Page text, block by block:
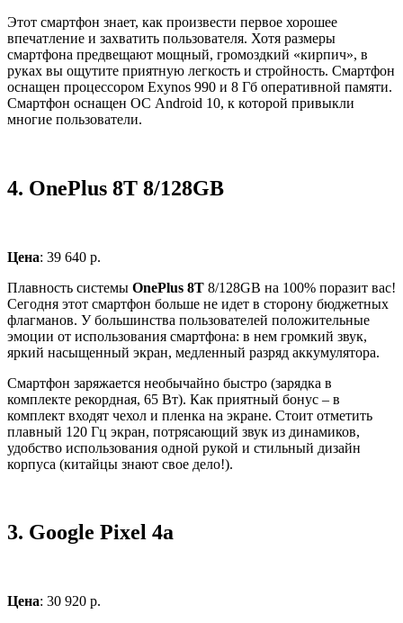
Этот смартфон знает, как произвести первое хорошее
впечатление и захватить пользователя. Хотя размеры
смартфона предвещают мощный, громоздкий «кирпич», в
руках вы ощутите приятную легкость и стройность. Смартфон
оснащен процессором Exynos 990 и 8 Гб оперативной памяти.
Смартфон оснащен ОС Android 10, к которой привыкли
многие пользователи.
4. OnePlus 8T 8/128GB
Цена: 39 640 р.
Плавность системы OnePlus 8T 8/128GB на 100% поразит вас!
Сегодня этот смартфон больше не идет в сторону бюджетных
флагманов. У большинства пользователей положительные
эмоции от использования смартфона: в нем громкий звук,
яркий насыщенный экран, медленный разряд аккумулятора.
Смартфон заряжается необычайно быстро (зарядка в
комплекте рекордная, 65 Вт). Как приятный бонус – в
комплект входят чехол и пленка на экране. Стоит отметить
плавный 120 Гц экран, потрясающий звук из динамиков,
удобство использования одной рукой и стильный дизайн
корпуса (китайцы знают свое дело!).
3. Google Pixel 4a
Цена: 30 920 р.